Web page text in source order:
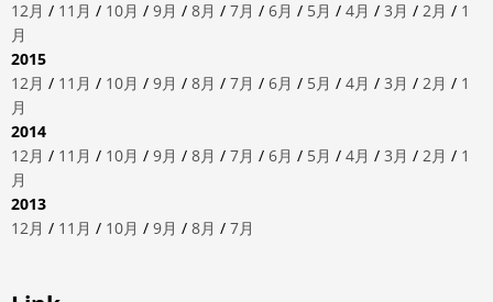
12月 / 11月 / 10月 / 9月 / 8月 / 7月 / 6月 / 5月 / 4月 / 3月 / 2月 / 1
月
2015
12月 / 11月 / 10月 / 9月 / 8月 / 7月 / 6月 / 5月 / 4月 / 3月 / 2月 / 1
月
2014
12月 / 11月 / 10月 / 9月 / 8月 / 7月 / 6月 / 5月 / 4月 / 3月 / 2月 / 1
月
2013
12月 / 11月 / 10月 / 9月 / 8月 / 7月